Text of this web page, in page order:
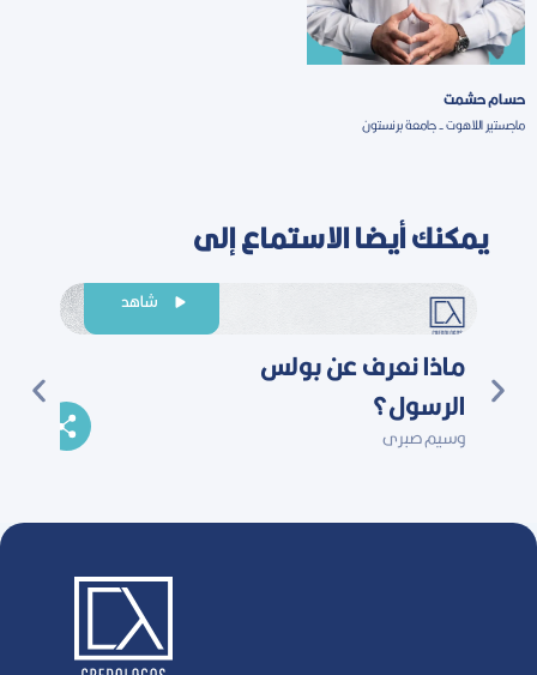
حسام حشمت
ماجستير اللاهوت - جامعة برنستون
يمكنك أيضا الاستماع إلى
ماذا نعرف عن بولس
الرسول؟
وسيم صبرى
وسيم